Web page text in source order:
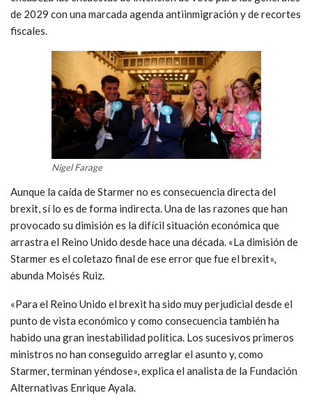
de 2029 con una marcada agenda antiinmigración y de recortes
fiscales.
Nigel Farage
Aunque la caída de Starmer no es consecuencia directa del
brexit, sí lo es de forma indirecta. Una de las razones que han
provocado su dimisión es la difícil situación económica que
arrastra el Reino Unido desde hace una década. «La dimisión de
Starmer es el coletazo final de ese error que fue el brexit»,
abunda Moisés Ruiz.
«Para el Reino Unido el brexit ha sido muy perjudicial desde el
punto de vista económico y como consecuencia también ha
habido una gran inestabilidad política. Los sucesivos primeros
ministros no han conseguido arreglar el asunto y, como
Starmer, terminan yéndose», explica el analista de la Fundación
Alternativas Enrique Ayala.